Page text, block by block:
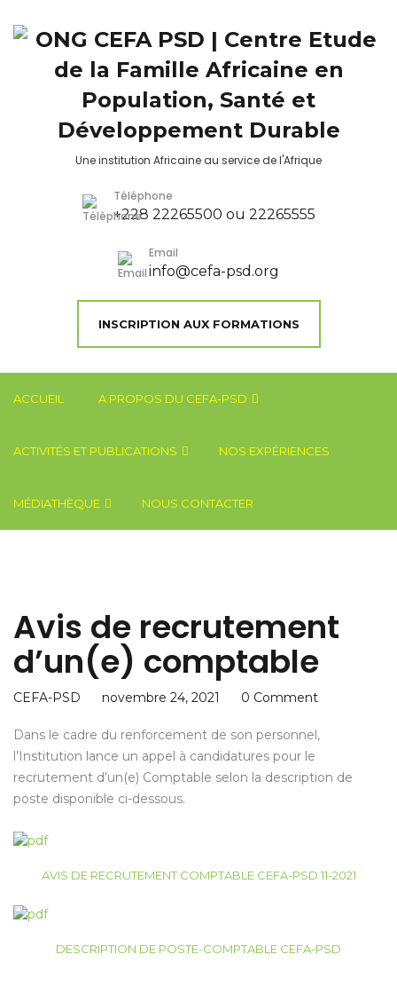
Une institution Africaine au service de l'Afrique
Téléphone
+228 22265500 ou 22265555
Email
info@cefa-psd.org
INSCRIPTION AUX FORMATIONS
ACCUEIL A PROPOS DU CEFA-PSD
ACTIVITÉS ET PUBLICATIONS NOS EXPÉRIENCES
MÉDIATHÈQUE NOUS CONTACTER
Avis de recrutement
d’un(e) comptable
CEFA-PSD novembre 24, 2021 0 Comment
Dans le cadre du renforcement de son personnel,
l’Institution lance un appel à candidatures pour le
recrutement d’un(e) Comptable selon la description de
poste disponible ci-dessous.
AVIS DE RECRUTEMENT COMPTABLE CEFA-PSD 11-2021
DESCRIPTION DE POSTE-COMPTABLE CEFA-PSD